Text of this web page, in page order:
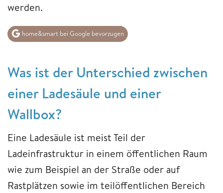
werden.
home&smart bei Google bevorzugen
Was ist der Unterschied zwischen
einer Ladesäule und einer
Wallbox?
Eine Ladesäule ist meist Teil der
Ladeinfrastruktur in einem öffentlichen Raum
wie zum Beispiel an der Straße oder auf
Rastplätzen sowie im teilöffentlichen Bereich